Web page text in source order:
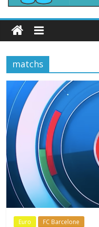
matchs
Euro FC Barcelone